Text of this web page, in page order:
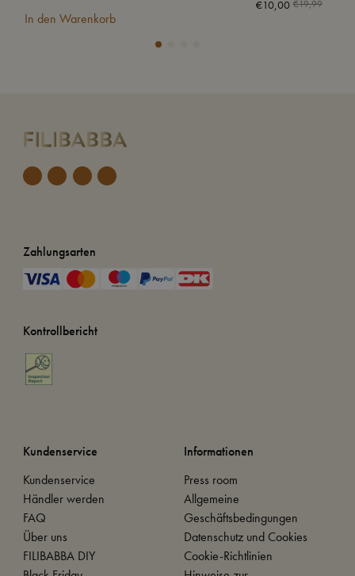
€19,99
€10,00
In den Warenkorb
Zahlungsarten
Kontrollbericht
Kundenservice
Kundenservice
Händler werden
FAQ
Über uns
FILIBABBA DIY
Informationen
Press room
Allgemeine
Geschäftsbedingungen
Datenschutz und Cookies
Cookie-Richtlinien